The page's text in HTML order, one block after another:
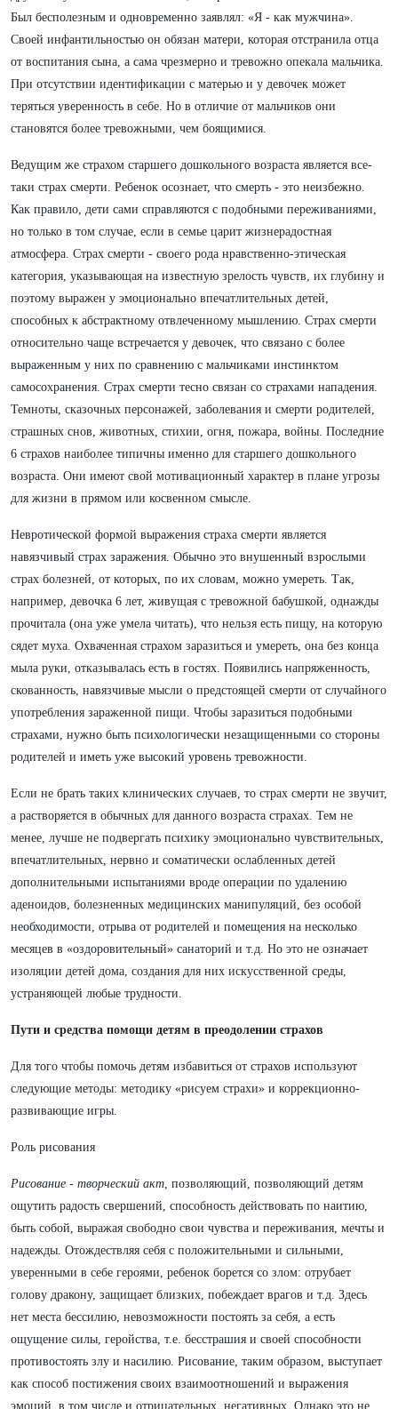
Был бесполезным и одновременно заявлял: «Я - как мужчина».
Своей инфантильностью он обязан матери, которая отстранила отца
от воспитания сына, а сама чрезмерно и тревожно опекала мальчика.
При отсутствии идентификации с матерью и у девочек может
теряться уверенность в себе. Но в отличие от мальчиков они
становятся более тревожными, чем боящимися.
Ведущим же страхом старшего дошкольного возраста является все-
таки страх смерти. Ребенок осознает, что смерть - это неизбежно.
Как правило, дети сами справляются с подобными переживаниями,
но только в том случае, если в семье царит жизнерадостная
атмосфера. Страх смерти - своего рода нравственно-этическая
категория, указывающая на известную зрелость чувств, их глубину и
поэтому выражен у эмоционально впечатлительных детей,
способных к абстрактному отвлеченному мышлению. Страх смерти
относительно чаще встречается у девочек, что связано с более
выраженным у них по сравнению с мальчиками инстинктом
самосохранения. Страх смерти тесно связан со страхами нападения.
Темноты, сказочных персонажей, заболевания и смерти родителей,
страшных снов, животных, стихии, огня, пожара, войны. Последние
6 страхов наиболее типичны именно для старшего дошкольного
возраста. Они имеют свой мотивационный характер в плане угрозы
для жизни в прямом или косвенном смысле.
Невротической формой выражения страха смерти является
навязчивый страх заражения. Обычно это внушенный взрослыми
страх болезней, от которых, по их словам, можно умереть. Так,
например, девочка 6 лет, живущая с тревожной бабушкой, однажды
прочитала (она уже умела читать), что нельзя есть пищу, на которую
сядет муха. Охваченная страхом заразиться и умереть, она без конца
мыла руки, отказывалась есть в гостях. Появились напряженность,
скованность, навязчивые мысли о предстоящей смерти от случайного
употребления зараженной пищи. Чтобы заразиться подобными
страхами, нужно быть психологически незащищенными со стороны
родителей и иметь уже высокий уровень тревожности.
Если не брать таких клинических случаев, то страх смерти не звучит,
а растворяется в обычных для данного возраста страхах. Тем не
менее, лучше не подвергать психику эмоционально чувствительных,
впечатлительных, нервно и соматически ослабленных детей
дополнительными испытаниями вроде операции по удалению
аденоидов, болезненных медицинских манипуляций, без особой
необходимости, отрыва от родителей и помещения на несколько
месяцев в «оздоровительный» санаторий и т.д. Но это не означает
изоляции детей дома, создания для них искусственной среды,
устраняющей любые трудности.
Пути и средства помощи детям в преодолении страхов
Для того чтобы помочь детям избавиться от страхов используют
следующие методы: методику «рисуем страхи» и коррекционно-
развивающие игры.
Роль рисования
Рисование - творческий акт, позволяющий, позволяющий детям
ощутить радость свершений, способность действовать по наитию,
быть собой, выражая свободно свои чувства и переживания, мечты и
надежды. Отождествляя себя с положительными и сильными,
уверенными в себе героями, ребенок борется со злом: отрубает
голову дракону, защищает близких, побеждает врагов и т.д. Здесь
нет места бессилию, невозможности постоять за себя, а есть
ощущение силы, геройства, т.е. бесстрашия и своей способности
противостоять злу и насилию. Рисование, таким образом, выступает
как способ постижения своих взаимоотношений и выражения
эмоций, в том числе и отрицательных, негативных. Однако это не